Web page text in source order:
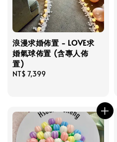
浪漫求婚佈置 - LOVE求
婚氣球佈置 (含專人佈
置)
Regular
NT$ 7,399